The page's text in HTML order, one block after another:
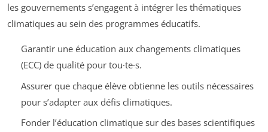
les gouvernements s’engagent à intégrer les thématiques
climatiques au sein des programmes éducatifs.
Garantir une éducation aux changements climatiques
(ECC) de qualité pour tou·te·s.
Assurer que chaque élève obtienne les outils nécessaires
pour s’adapter aux défis climatiques.
Fonder l’éducation climatique sur des bases scientifiques